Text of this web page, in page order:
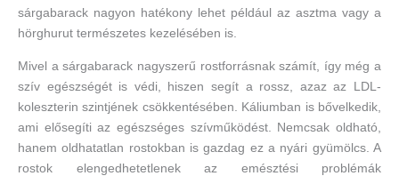
sárgabarack nagyon hatékony lehet például az asztma vagy a
hörghurut természetes kezelésében is.
Mivel a sárgabarack nagyszerű rostforrásnak számít, így még a
szív egészségét is védi, hiszen segít a rossz, azaz az LDL-
koleszterin szintjének csökkentésében. Káliumban is bővelkedik,
ami elősegíti az egészséges szívműködést. Nemcsak oldható,
hanem oldhatatlan rostokban is gazdag ez a nyári gyümölcs. A
rostok elengedhetetlenek az emésztési problémák